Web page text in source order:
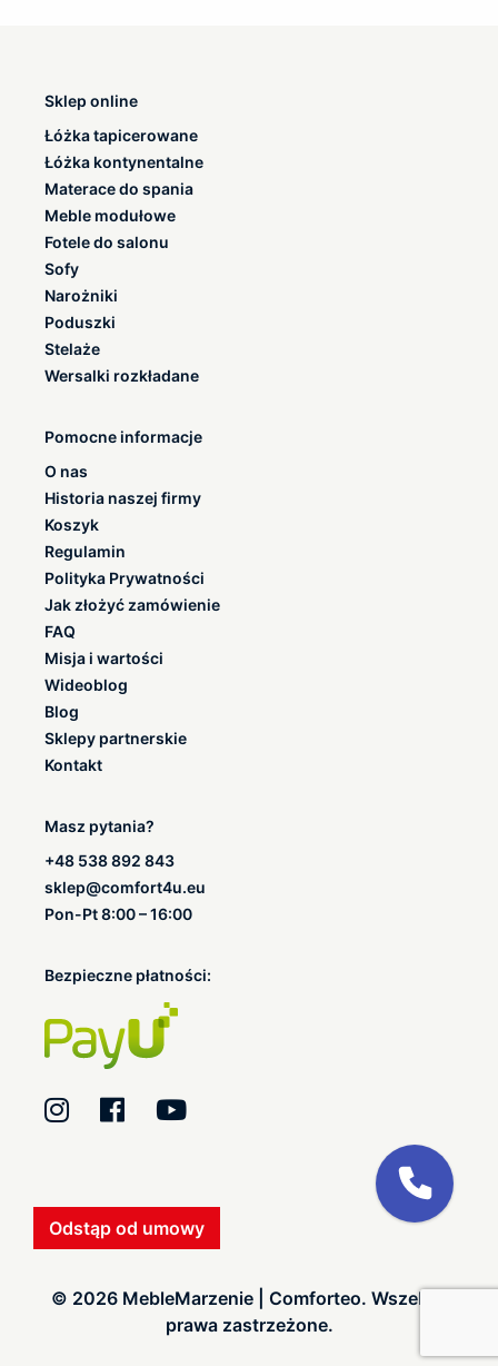
Sklep online
Łóżka tapicerowane
Łóżka kontynentalne
Materace do spania
Meble modułowe
Fotele do salonu
Sofy
Narożniki
Poduszki
Stelaże
Wersalki rozkładane
Pomocne informacje
O nas
Historia naszej firmy
Koszyk
Regulamin
Polityka Prywatności
Jak złożyć zamówienie
FAQ
Misja i wartości
Wideoblog
Blog
Sklepy partnerskie
Kontakt
Masz pytania?
+48 538 892 843
sklep@comfort4u.eu
Pon-Pt 8:00 – 16:00
Bezpieczne płatności:
Odstąp od umowy
© 2026 MebleMarzenie | Comforteo. Wszelkie
prawa zastrzeżone.